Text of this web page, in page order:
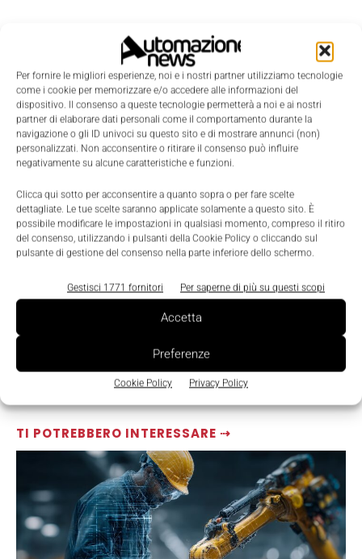
Per fornire le migliori esperienze, noi e i nostri partner utilizziamo tecnologie
come i cookie per memorizzare e/o accedere alle informazioni del
dispositivo. Il consenso a queste tecnologie permetterà a noi e ai nostri
partner di elaborare dati personali come il comportamento durante la
navigazione o gli ID univoci su questo sito e di mostrare annunci (non)
personalizzati. Non acconsentire o ritirare il consenso può influire
negativamente su alcune caratteristiche e funzioni.
Clicca qui sotto per acconsentire a quanto sopra o per fare scelte
dettagliate. Le tue scelte saranno applicate solamente a questo sito. È
possibile modificare le impostazioni in qualsiasi momento, compreso il ritiro
del consenso, utilizzando i pulsanti della Cookie Policy o cliccando sul
pulsante di gestione del consenso nella parte inferiore dello schermo.
Gestisci 1771 fornitori Per saperne di più su questi scopi
Accetta
Preferenze
Cookie Policy Privacy Policy
LEGGI LA RIVISTA ⇢
TI POTREBBERO INTERESSARE ⇢